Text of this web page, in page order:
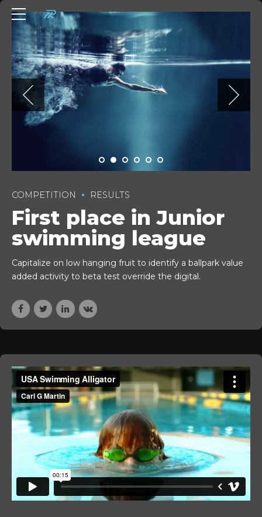
COMPETITION RESULTS
First place in Junior
swimming league
Capitalize on low hanging fruit to identify a ballpark value
added activity to beta test override the digital.